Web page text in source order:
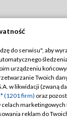
TVP
TVP
Regulamin TVP
Moje zgody
do serwisu", aby
urządzeniu
Twoich
w likwidacji (zwaną
(1201 firm) oraz
celach marketingowych
reklam do